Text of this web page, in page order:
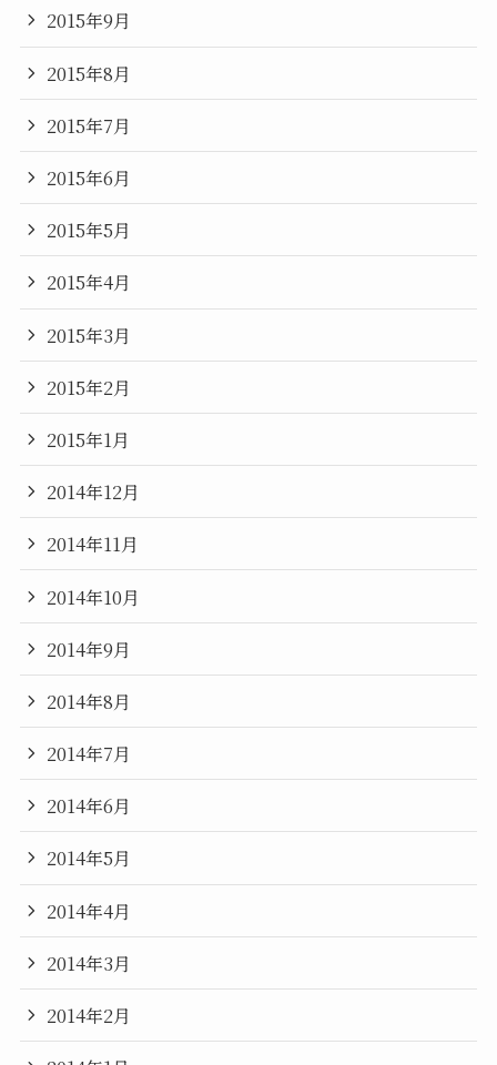
2015年9月
2015年8月
2015年7月
2015年6月
2015年5月
2015年4月
2015年3月
2015年2月
2015年1月
2014年12月
2014年11月
2014年10月
2014年9月
2014年8月
2014年7月
2014年6月
2014年5月
2014年4月
2014年3月
2014年2月